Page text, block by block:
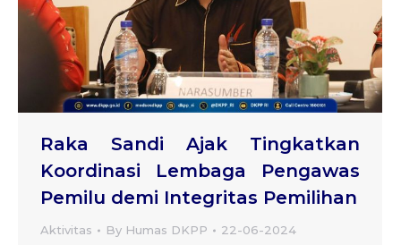
Raka Sandi Ajak Tingkatkan
Koordinasi Lembaga Pengawas
Pemilu demi Integritas Pemilihan
Aktivitas By Humas DKPP 22-06-2024